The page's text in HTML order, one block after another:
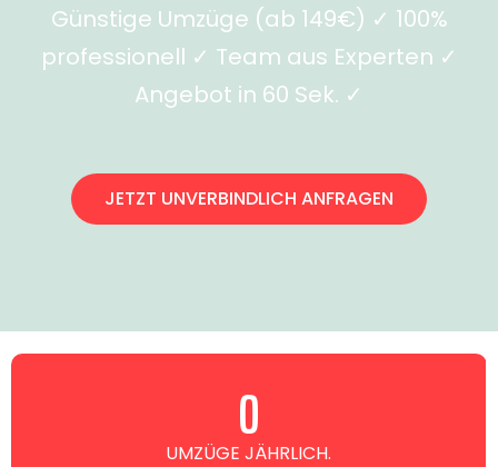
Günstige Umzüge (ab 149€) ✓ 100%
professionell ✓ Team aus Experten ✓
Angebot in 60 Sek. ✓
JETZT UNVERBINDLICH ANFRAGEN
UMZÜGE JÄHRLICH.
0